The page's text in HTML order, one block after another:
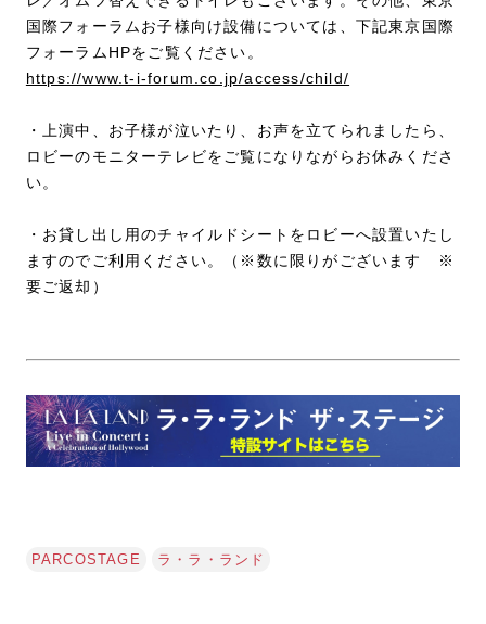
国際フォーラムお子様向け設備については、下記東京国際
フォーラムHPをご覧ください。
https://www.t-i-forum.co.jp/access/child/
・上演中、お子様が泣いたり、お声を立てられましたら、
ロビーのモニターテレビをご覧になりながらお休みくださ
い。
・お貸し出し用のチャイルドシートをロビーへ設置いたし
ますのでご利用ください。（※数に限りがございます ※
要ご返却）
PARCOSTAGE ラ・ラ・ランド